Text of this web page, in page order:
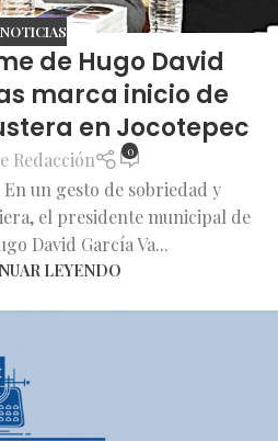
NOTICIAS
de Hugo David
marca inicio de
en Jocotepec
Redacción 0
En un gesto de sobriedad y
el presidente municipal de
David García Va...
LEYENDO